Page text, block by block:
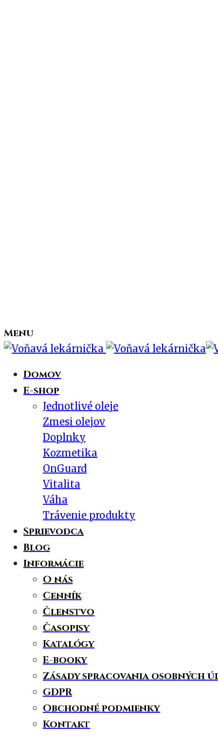
Menu
Domov
E-shop
Jednotlivé oleje
Zmesi olejov
Doplnky
Kozmetika
OnGuard
Vitalita
Váha
Trávenie produkty
Sprievodca
Blog
Informácie
O nás
Cenník
Členstvo
Časopisy
Katalógy
E-booky
Zásady spracovania osobných
GDPR
Obchodné podmienky
Kontakt